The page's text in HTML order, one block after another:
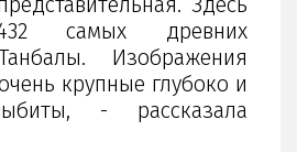
самых древних
Изображения
крупные глубоко и
- рассказала